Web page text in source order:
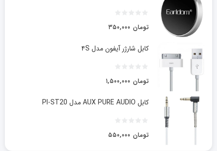
۳۵۰,۰۰۰ تومان
کابل شارژر آیفون مدل ۴S
۱,۵۰۰,۰۰۰ تومان
کابل AUX PURE AUDIO مدل PI-ST20
۵۵۰,۰۰۰ تومان